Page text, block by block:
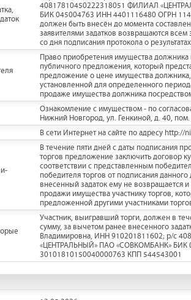
40817810450222318051 ФИЛИАЛ
БИК 045004763 ИНН 4401116480 ОГРН
должен быть внесён до момента
заявителями задатков возвращаются
со дня подписания протокола о
Право приобретения имущества
публичного предложения, который
предложение о цене имущества
установленной для определенного
продаже имущества должника
Ознакомление с имуществом - по
Нижний Новгород, ул. Генкиной, д. 40,
В сети Интернет на сайте по адресу http://
В течение пяти дней с даты подписания
торгов предложение заключить договор
соответствии с представленным
победителя торгов от подписания
внесенный задаток ему не возвращается
продажи имущества участнику торгов,
предложенной другими участниками
Участник, выигравший торги, должен в
сумму, за вычетом ранее внесенного
Владимировна, ИНН 910201811602; р/с
«ЦЕНТРАЛЬНЫЙ» ПАО «СОВКОМБАНК» БИК
30101810150040000763 КПП 544543001